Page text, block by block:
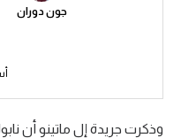
جون دوران
وذكرت جريدة إل ماتينو أن